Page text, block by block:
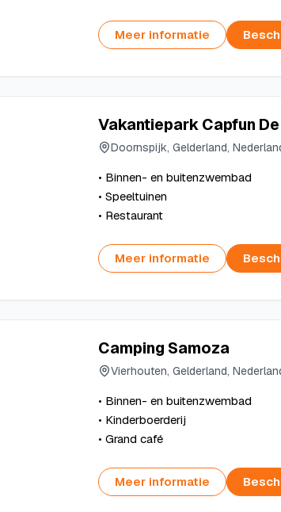
Meer informatie
Vakantiepark Capfun
Doornspijk, Gelderland,
• Binnen- en buitenzwembad
• Speeltuinen
• Restaurant
Meer informatie
Camping Samoza
Vierhouten, Gelderland,
• Binnen- en buitenzwembad
• Kinderboerderij
• Grand café
Meer informatie